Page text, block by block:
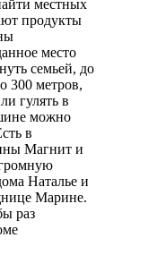
местных
продукты
место
семьей, до
300 метров,
гулять в
можно
в
Магнит и
Наталье и
Марине.
раз